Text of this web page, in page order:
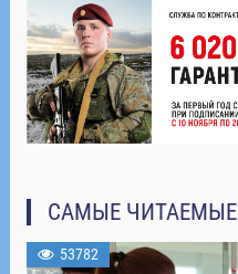
САМЫЕ ЧИТАЕМЫЕ
53782